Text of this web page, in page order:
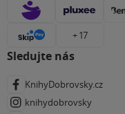
+ 17
Sledujte nás
KnihyDobrovsky.cz
knihydobrovsky